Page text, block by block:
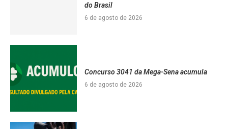
do Brasil
6 de agosto de 2026
Concurso 3041 da Mega-Sena acumula
6 de agosto de 2026